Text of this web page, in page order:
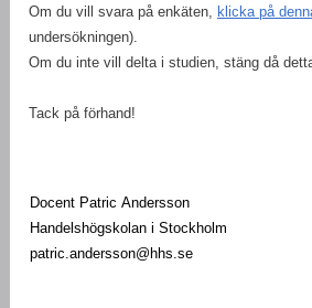
Om du vill svara på enkäten, klicka på
undersökningen).
Om du inte vill delta i studien, stäng då
Tack på förhand!
Docent Patric Andersson
Handelshögskolan i Stockholm
patric.andersson@hhs.se